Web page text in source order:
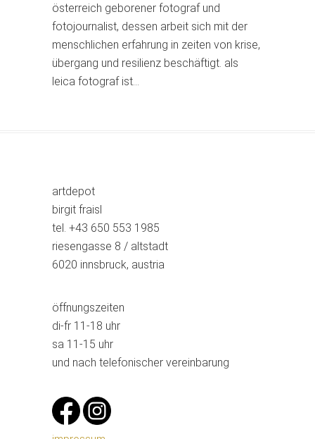
österreich geborener fotograf und
fotojournalist, dessen arbeit sich mit der
menschlichen erfahrung in zeiten von krise,
übergang und resilienz beschäftigt. als
leica fotograf ist…
artdepot
birgit fraisl
tel. +43 650 553 1985
riesengasse 8 / altstadt
6020 innsbruck, austria
öffnungszeiten
di-fr 11-18 uhr
sa 11-15 uhr
und nach telefonischer vereinbarung